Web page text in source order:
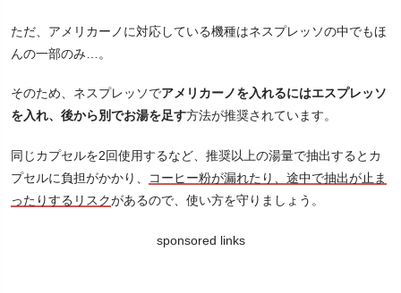
ただ、アメリカーノに対応している機種はネスプレッソの中でもほ
んの一部のみ…。
そのため、ネスプレッソでアメリカーノを入れるにはエスプレッソ
を入れ、後から別でお湯を足す方法が推奨されています。
同じカプセルを2回使用するなど、推奨以上の湯量で抽出するとカ
プセルに負担がかかり、
コーヒー粉が漏れたり、途中で抽出が止ま
ったりするリスクがあるので、使い方を守りましょう。
sponsored links